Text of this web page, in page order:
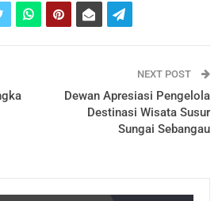
NEXT POST
Dewan Apresiasi Pengelola
Destinasi Wisata Susur
Sungai Sebangau